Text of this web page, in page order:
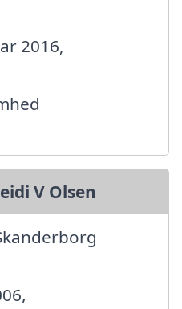
2016,
V Olsen